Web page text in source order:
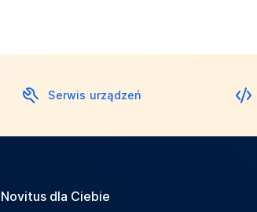
Serwis urządzeń
Novitus dla Ciebie